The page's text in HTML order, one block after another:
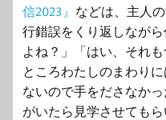
信2023』 などは、主人
行錯誤をくり返しなが
よね？」「はい、それ
ところわたしのまわり
ないので手をださなか
がいたら見学させても